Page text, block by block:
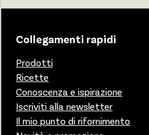
Collegamenti rapidi
Prodotti
Ricette
Conoscenza e ispirazione
Iscriviti alla newsletter
Il mio punto di rifornimento